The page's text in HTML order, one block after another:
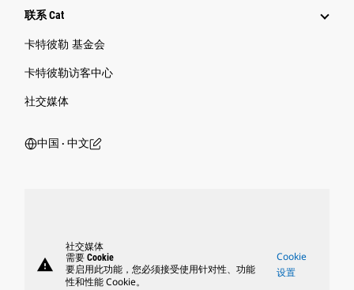
联系 Cat
卡特彼勒 基金会
卡特彼勒访客中心
社交媒体
中国 ‧ 中文
warning
社交媒体
需要 Cookie
要启用此功能，您必须接受使用针对性、功能
性和性能 Cookie。
Cookie
设置